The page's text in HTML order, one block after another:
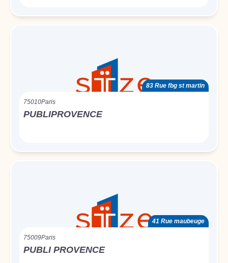
83 Rue fbg st martin
75010Paris
PUBLIPROVENCE
41 Rue maubeuge
75009Paris
PUBLI PROVENCE